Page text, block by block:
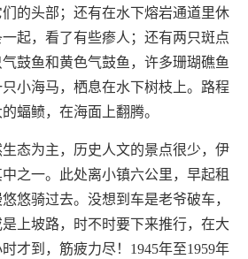
的头部；还有在水下熔岩通道里休
起，看了有些瘆人；还有两只斑点
鼓鱼和黄色气鼓鱼，许多珊瑚礁鱼
小海马，栖息在水下树枝上。路程
蝠鲼，在海面上翻腾。
态为主，历史人文的景点很少，伊
之一。此处离小镇六公里，早起租
悠骑过去。没想到车是老爷破车，
上坡路，时不时要下来推行，在大
才到，筋疲力尽！1945年至1959年